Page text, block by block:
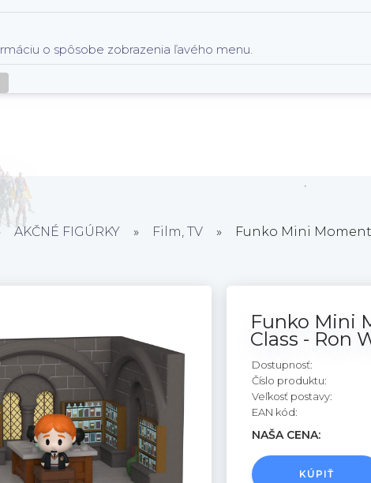
o spôsobe zobrazenia ľavého menu.
AKČNÉ FIGÚRKY » Film, TV » Funko Mini
Funko Mini
Class - Ron
Dostupnosť:
Číslo produktu:
Veľkosť postavy:
EAN kód:
NAŠA CENA:
KÚPIŤ